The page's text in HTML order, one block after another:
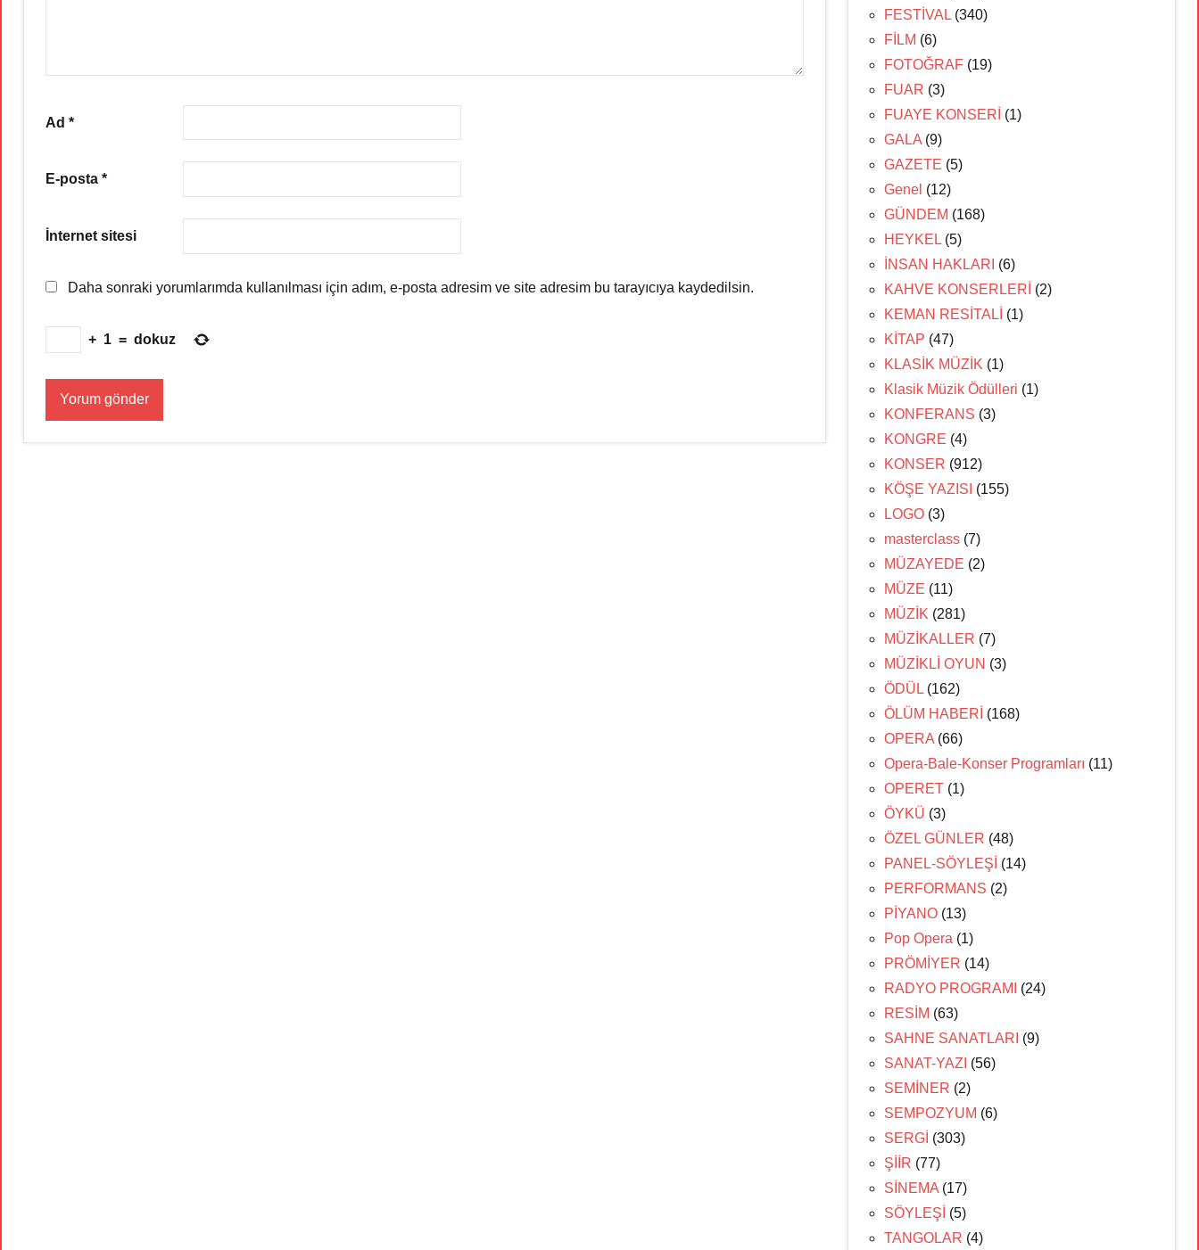
Ad *
E-posta *
İnternet sitesi
Daha sonraki yorumlarımda kullanılması için adım, e-posta adresim ve site adresim bu tarayıcıya kaydedilsin.
+ 1 = dokuz
FESTİVAL (340)
FİLM (6)
FOTOĞRAF (19)
FUAR (3)
FUAYE KONSERİ (1)
GALA (9)
GAZETE (5)
Genel (12)
GÜNDEM (168)
HEYKEL (5)
İNSAN HAKLARI (6)
KAHVE KONSERLERİ (2)
KEMAN RESİTALİ (1)
KİTAP (47)
KLASİK MÜZİK (1)
Klasik Müzik Ödülleri (1)
KONFERANS (3)
KONGRE (4)
KONSER (912)
KÖŞE YAZISI (155)
LOGO (3)
masterclass (7)
MÜZAYEDE (2)
MÜZE (11)
MÜZİK (281)
MÜZİKALLER (7)
MÜZİKLİ OYUN (3)
ÖDÜL (162)
ÖLÜM HABERİ (168)
OPERA (66)
Opera-Bale-Konser Programları (11)
OPERET (1)
ÖYKÜ (3)
ÖZEL GÜNLER (48)
PANEL-SÖYLEŞİ (14)
PERFORMANS (2)
PİYANO (13)
Pop Opera (1)
PRÖMİYER (14)
RADYO PROGRAMI
(24)
RESİM (63)
SAHNE SANATLARI (9)
SANAT-YAZI (56)
SEMİNER (2)
SEMPOZYUM (6)
SERGİ (303)
ŞİİR (77)
SİNEMA (17)
SÖYLEŞİ (5)
TANGOLAR (4)